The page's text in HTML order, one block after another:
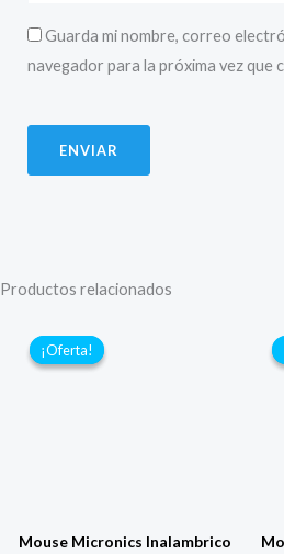
Guarda mi nombre, correo
navegador para la próxima vez que
Productos relacionados
¡Oferta!
¡Oferta!
Mouse Micronics Inalambrico